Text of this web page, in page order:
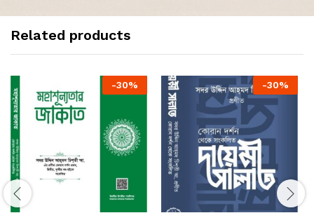
Related products
-30% -30%